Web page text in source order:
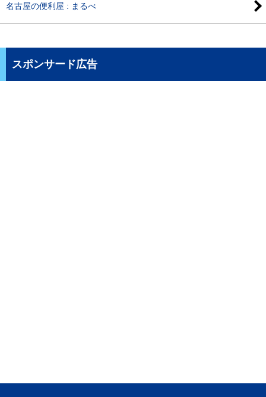
名古屋の便利屋 : まるべ
スポンサード広告